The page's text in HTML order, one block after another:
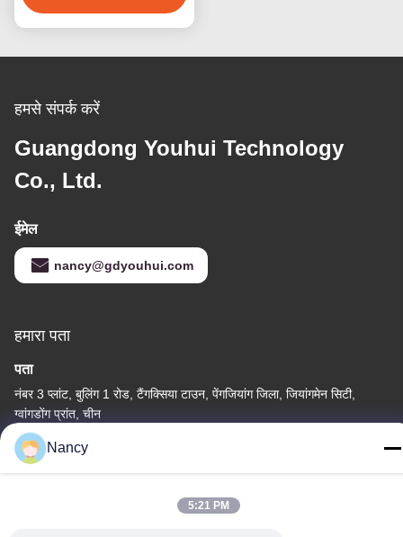
हमसे संपर्क करें
Guangdong Youhui Technology
Co., Ltd.
ईमेल
nancy@gdyouhui.com
हमारा पता
पता
नंबर 3 प्लांट, बुलिंग 1 रोड, टैंगक्सिया टाउन, पेंगजियांग जिला, जियांगमेन सिटी,
ग्वांगडोंग प्रांत, चीन
टेलीफोन
86-0750-3210960
Nancy
5:21 PM